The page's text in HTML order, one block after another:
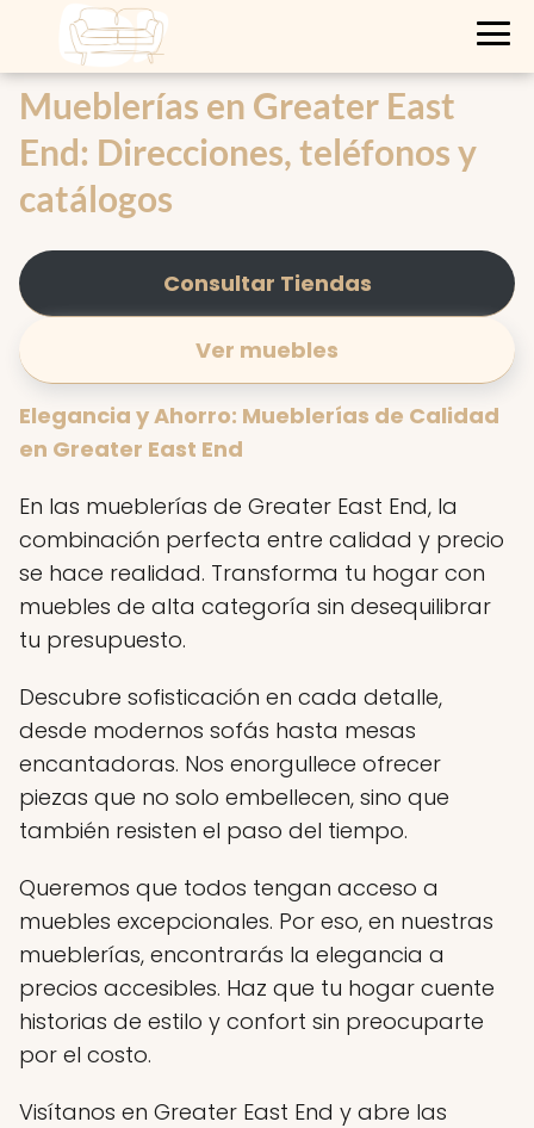
Mueblerías en Greater East
End: Direcciones, teléfonos y
catálogos
Consultar Tiendas
Ver muebles
Elegancia y Ahorro: Mueblerías de Calidad
en Greater East End
En las mueblerías de Greater East End, la
combinación perfecta entre calidad y precio
se hace realidad. Transforma tu hogar con
muebles de alta categoría sin desequilibrar
tu presupuesto.
Descubre sofisticación en cada detalle,
desde modernos sofás hasta mesas
encantadoras. Nos enorgullece ofrecer
piezas que no solo embellecen, sino que
también resisten el paso del tiempo.
Queremos que todos tengan acceso a
muebles excepcionales. Por eso, en nuestras
mueblerías, encontrarás la elegancia a
precios accesibles. Haz que tu hogar cuente
historias de estilo y confort sin preocuparte
por el costo.
Visítanos en Greater East End y abre las